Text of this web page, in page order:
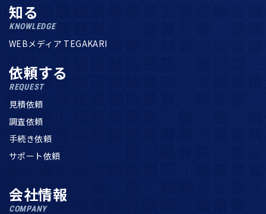
知る
KNOWLEDGE
WEBメディア TEGAKARI
依頼する
REQUEST
見積依頼
調査依頼
手続き依頼
サポート依頼
会社情報
COMPANY